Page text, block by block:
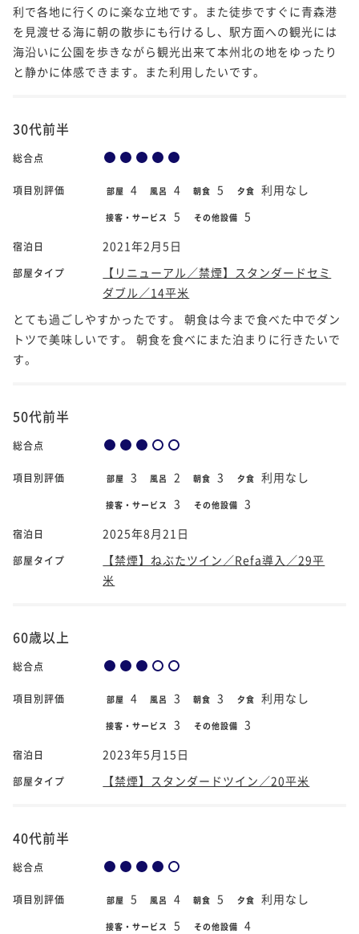
利で各地に行くのに楽な立地です。また徒歩ですぐに青森港
を見渡せる海に朝の散歩にも行けるし、駅方面への観光には
海沿いに公園を歩きながら観光出来て本州北の地をゆったり
と静かに体感できます。また利用したいです。
30代前半
総合点
項目別評価 部屋 4 風呂 4 朝食 5 夕食 利用なし
接客・サービス 5 その他設備 5
宿泊日 2021年2月5日
部屋タイプ
【リニューアル／禁煙】スタンダードセミ
ダブル／14平米
とても過ごしやすかったです。 朝食は今まで食べた中でダン
トツで美味しいです。 朝食を食べにまた泊まりに行きたいで
す。
50代前半
総合点
項目別評価 部屋 3 風呂 2 朝食 3 夕食 利用なし
接客・サービス 3 その他設備 3
宿泊日 2025年8月21日
部屋タイプ
【禁煙】ねぶたツイン／Refa導入／29平
米
60歳以上
総合点
項目別評価 部屋 4 風呂 3 朝食 3 夕食 利用なし
接客・サービス 3 その他設備 3
宿泊日 2023年5月15日
部屋タイプ 【禁煙】スタンダードツイン／20平米
40代前半
総合点
項目別評価 部屋 5 風呂 4 朝食 5 夕食 利用なし
接客・サービス 5 その他設備 4